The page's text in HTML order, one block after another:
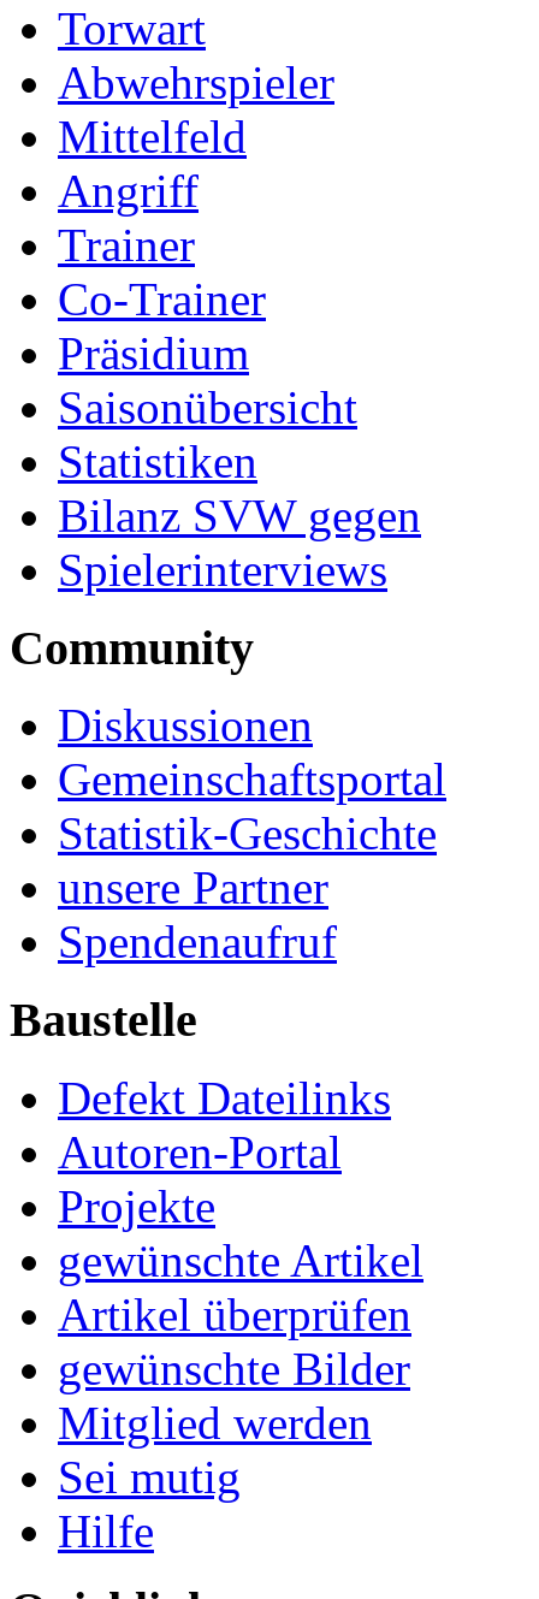
Torwart
Abwehrspieler
Mittelfeld
Angriff
Trainer
Co-Trainer
Präsidium
Saisonübersicht
Statistiken
Bilanz SVW gegen
Spielerinterviews
Community
Diskussionen
Gemeinschaftsportal
Statistik-Geschichte
unsere Partner
Spendenaufruf
Baustelle
Defekt Dateilinks
Autoren-Portal
Projekte
gewünschte Artikel
Artikel überprüfen
gewünschte Bilder
Mitglied werden
Sei mutig
Hilfe